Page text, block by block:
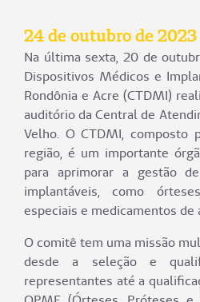
24 de outubro de 2023
Na última sexta, 20 de
Dispositivos Médicos e
Rondônia e Acre (CTDMI)
auditório da Central de
Velho. O CTDMI, composto
região, é um importante
para aprimorar a gestão
implantáveis, como
especiais e medicamentos de
O comitê tem uma missão
desde a seleção e
representantes até a